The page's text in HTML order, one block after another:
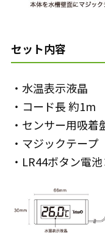
セット内容
・水温表示液晶
・コード長 約1m
・センサー用吸着
・マジックテープ
・LR44ボタン